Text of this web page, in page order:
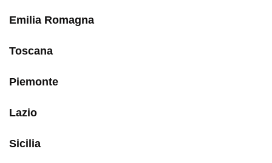
Emilia Romagna
Toscana
Piemonte
Lazio
Sicilia